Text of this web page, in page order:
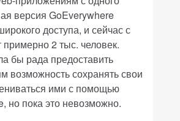
версия GoEverywhere
доступа, и сейчас с
2 тыс. человек.
бы рада предоставить
возможность сохранять свои
ими с помощью
но пока это невозможно.